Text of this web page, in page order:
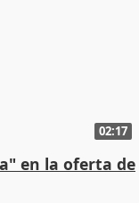
02:17
en la oferta de